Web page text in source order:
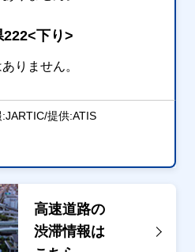
下り>
りません。
提供:ATIS
高速道路の
渋滞情報は